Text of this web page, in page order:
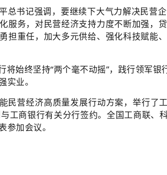
总书记强调，要继续下大气力解决民营
服务，对民营经济支持力度不断加强，
担重任，加大多元供给、强化科技赋能
将始终坚持“两个毫不动摇”，践行领军
实业。
民营经济高质量发展行动方案，举行
工商银行有关分行签约。全国工商联、
参加会议。